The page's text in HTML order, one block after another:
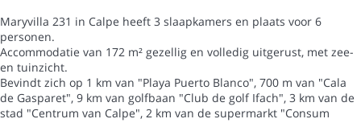
Maryvilla 231 in Calpe heeft 3 slaapkamers en plaats voor 6
personen.
Accommodatie van 172 m² gezellig en volledig uitgerust, met zee-
en tuinzicht.
Bevindt zich op 1 km van "Playa Puerto Blanco", 700 m van "Cala
de Gasparet", 9 km van golfbaan "Club de golf Ifach", 3 km van de
stad "Centrum van Calpe", 2 km van de supermarkt "Consum